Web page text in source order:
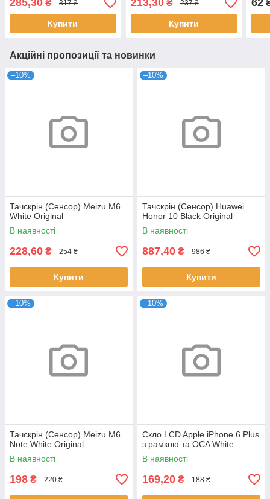
X2-01 HC
285,30 ₴ 317 ₴
Купити
213,30₴ 237 ₴
Купити
62
Акційні пропозиції та новинки
–10%
Тачскрін (Сенсор) Meizu M6
White Original
В наявності
228,60 ₴ 254 ₴
Купити
–10%
Тачскрін (Сенсор) Huawei
Honor 10 Black Original
В наявності
887,40 ₴ 986 ₴
Купити
–10%
Тачскрін (Сенсор) Meizu M6
Note White Original
В наявності
198 ₴ 220 ₴
–10%
Скло LCD Apple iPhone 6 Plus
з рамкою та OCA White
В наявності
169,20 ₴ 188 ₴